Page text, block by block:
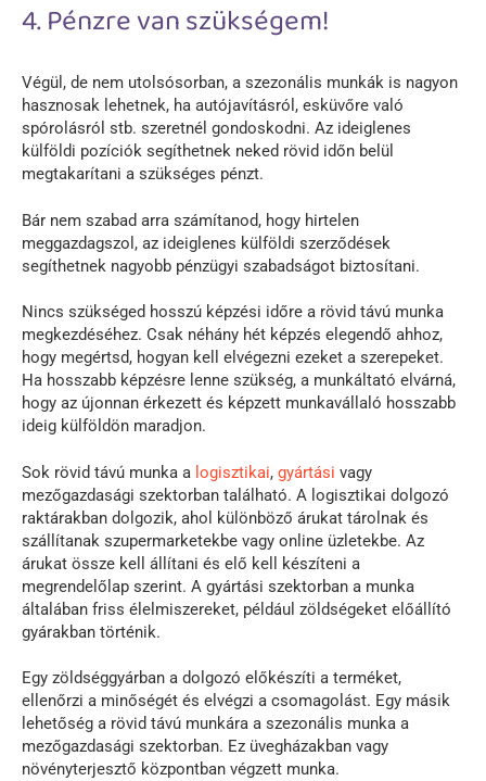
4. Pénzre van szükségem!
Végül, de nem utolsósorban, a szezonális munkák is nagyon
hasznosak lehetnek, ha autójavításról, esküvőre való
spórolásról stb. szeretnél gondoskodni. Az ideiglenes
külföldi pozíciók segíthetnek neked rövid időn belül
megtakarítani a szükséges pénzt.
Bár nem szabad arra számítanod, hogy hirtelen
meggazdagszol, az ideiglenes külföldi szerződések
segíthetnek nagyobb pénzügyi szabadságot biztosítani.
Nincs szükséged hosszú képzési időre a rövid távú munka
megkezdéséhez. Csak néhány hét képzés elegendő ahhoz,
hogy megértsd, hogyan kell elvégezni ezeket a szerepeket.
Ha hosszabb képzésre lenne szükség, a munkáltató elvárná,
hogy az újonnan érkezett és képzett munkavállaló hosszabb
ideig külföldön maradjon.
Sok rövid távú munka a logisztikai, gyártási vagy
mezőgazdasági szektorban található. A logisztikai dolgozó
raktárakban dolgozik, ahol különböző árukat tárolnak és
szállítanak szupermarketekbe vagy online üzletekbe. Az
árukat össze kell állítani és elő kell készíteni a
megrendelőlap szerint. A gyártási szektorban a munka
általában friss élelmiszereket, például zöldségeket előállító
gyárakban történik.
Egy zöldséggyárban a dolgozó előkészíti a terméket,
ellenőrzi a minőségét és elvégzi a csomagolást. Egy másik
lehetőség a rövid távú munkára a szezonális munka a
mezőgazdasági szektorban. Ez üvegházakban vagy
növényterjesztő központban végzett munka.